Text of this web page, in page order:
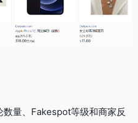
量、Fakespot等级和商家反